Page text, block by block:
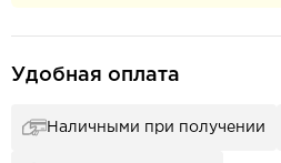
Удобная оплата
Наличными при получении